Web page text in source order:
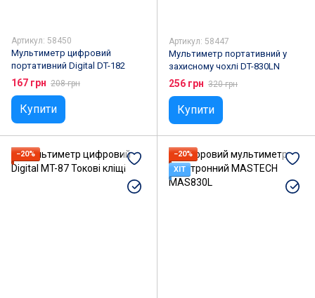
Артикул: 58450
Мультиметр цифровий
портативний Digital DT-182
167 грн 208 грн
Купити
Артикул: 58447
Мультиметр портативний у
захисному чохлі DT-830LN
256 грн 320 грн
Купити
−20%
−20%
ХІТ